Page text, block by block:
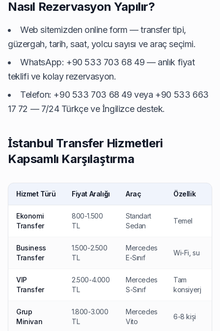
Nasıl Rezervasyon Yapılır?
Web sitemizden online form — transfer tipi,
güzergah, tarih, saat, yolcu sayısı ve araç seçimi.
WhatsApp: +90 533 703 68 49 — anlık fiyat
teklifi ve kolay rezervasyon.
Telefon: +90 533 703 68 49 veya +90 533 663
17 72 — 7/24 Türkçe ve İngilizce destek.
İstanbul Transfer Hizmetleri
Kapsamlı Karşılaştırma
Hizmet Türü Fiyat Aralığı Araç Özellik
Ekonomi
Transfer
800-1.500
TL
Standart
Sedan
Temel
Business
Transfer
1.500-2.500
TL
Mercedes
E-Sınıf
Wi-Fi, su
VIP
Transfer
2.500-4.000
TL
Mercedes
S-Sınıf
Tam
konsiyerj
Grup
Minivan
1.800-3.000
TL
Mercedes
Vito
6-8 kişi